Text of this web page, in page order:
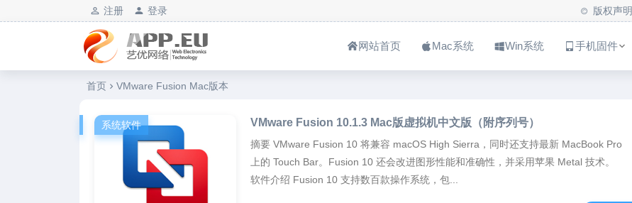
注册 登录 版权声明
艺优软件乐园
网站首页 Mac系统 Win系统 手机固件
首页 VMware Fusion Mac版本
系统软件 VMware Fusion 10.1.3 Mac版虚拟机中文版（附序列号）
摘要 VMware Fusion 10 将兼容 macOS High Sierra，同时还支持最新 MacBook Pro
上的 Touch Bar。Fusion 10 还会改进图形性能和准确性，并采用苹果 Metal 技术。
软件介绍 Fusion 10 支持数百款操作系统，包...